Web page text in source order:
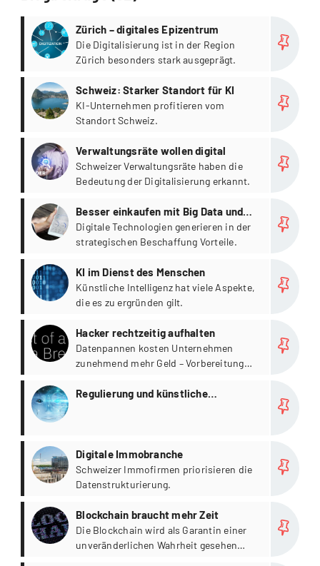
Zürich – digitales Epizentrum
Die Digitalisierung ist in der Region
Zürich besonders stark ausgeprägt.
Schweiz: Starker Standort für KI
KI-Unternehmen profitieren vom
Standort Schweiz.
Verwaltungsräte wollen digital
Schweizer Verwaltungsräte haben die
Bedeutung der Digitalisierung erkannt.
Besser einkaufen mit Big Data und
Co. (Bachelorarbeit)
Digitale Technologien generieren in der
strategischen Beschaffung Vorteile.
KI im Dienst des Menschen
Künstliche Intelligenz hat viele Aspekte,
die es zu ergründen gilt.
Hacker rechtzeitig aufhalten
Datenpannen kosten Unternehmen
zunehmend mehr Geld – Vorbereitung
Regulierung und künstliche
Digitale Immobranche
Schweizer Immofirmen priorisieren die
Datenstrukturierung.
Blockchain braucht mehr Zeit
Die Blockchain wird als Garantin einer
unveränderlichen Wahrheit gesehen